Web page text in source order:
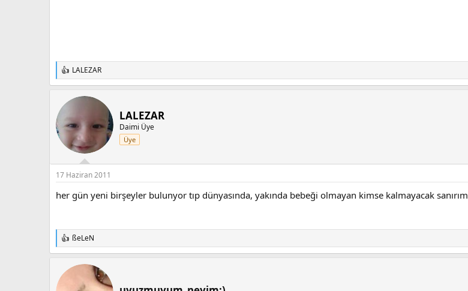
T
e
i
e
r
LALEZAR
LALEZAR
Daimi Üye
Üye
17 Haziran 2011
her gün yeni birşeyler bulunyor tıp dünyasında, yakında bebeği olmayan kimse kalmayacak sanırım
T
e
i
ßeLeN